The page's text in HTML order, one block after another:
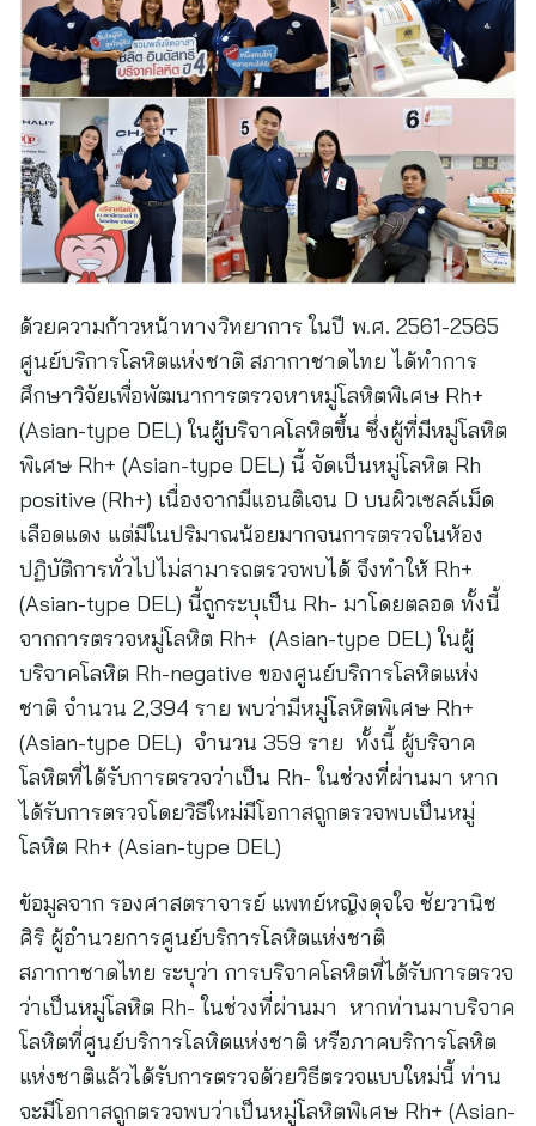
ด้วยความก้าวหน้าทางวิทยาการ ในปี พ.ศ. 2561-2565
ศูนย์บริการโลหิตแห่งชาติ สภากาชาดไทย ได้ทำการ
ศึกษาวิจัยเพื่อพัฒนาการตรวจหาหมู่โลหิตพิเศษ Rh+
(Asian-type DEL) ในผู้บริจาคโลหิตขึ้น ซึ่งผู้ที่มีหมู่โลหิต
พิเศษ Rh+ (Asian-type DEL) นี้ จัดเป็นหมู่โลหิต Rh
positive (Rh+) เนื่องจากมีแอนติเจน D บนผิวเซลล์เม็ด
เลือดแดง แต่มีในปริมาณน้อยมากจนการตรวจในห้อง
ปฏิบัติการทั่วไปไม่สามารถตรวจพบได้ จึงทำให้ Rh+
(Asian-type DEL) นี้ถูกระบุเป็น Rh- มาโดยตลอด ทั้งนี้
จากการตรวจหมู่โลหิต Rh+ (Asian-type DEL) ในผู้
บริจาคโลหิต Rh-negative ของศูนย์บริการโลหิตแห่ง
ชาติ จำนวน 2,394 ราย พบว่ามีหมู่โลหิตพิเศษ Rh+
(Asian-type DEL) จำนวน 359 ราย ทั้งนี้ ผู้บริจาค
โลหิตที่ได้รับการตรวจว่าเป็น Rh- ในช่วงที่ผ่านมา หาก
ได้รับการตรวจโดยวิธีใหม่มีโอกาสถูกตรวจพบเป็นหมู่
โลหิต Rh+ (Asian-type DEL)
ข้อมูลจาก รองศาสตราจารย์ แพทย์หญิงดุจใจ ชัยวานิช
ศิริ ผู้อำนวยการศูนย์บริการโลหิตแห่งชาติ
สภากาชาดไทย ระบุว่า การบริจาคโลหิตที่ได้รับการตรวจ
ว่าเป็นหมู่โลหิต Rh- ในช่วงที่ผ่านมา หากท่านมาบริจาค
โลหิตที่ศูนย์บริการโลหิตแห่งชาติ หรือภาคบริการโลหิต
แห่งชาติแล้วได้รับการตรวจด้วยวิธีตรวจแบบใหม่นี้ ท่าน
จะมีโอกาสถูกตรวจพบว่าเป็นหมู่โลหิตพิเศษ Rh+ (Asian-